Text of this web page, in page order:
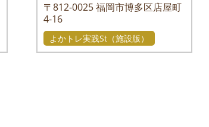
〒812-0025福岡市博多区店屋町
4-16
よかトレ実践St（施設版）